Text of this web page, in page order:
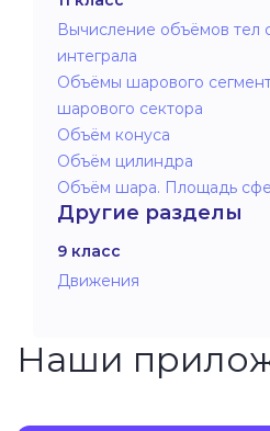
Вычисление объёмов тел
интеграла
Объёмы шарового
шарового сектора
Объём конуса
Объём цилиндра
Объём шара. Площадь
Другие разделы
9 класс
Движения
Наши